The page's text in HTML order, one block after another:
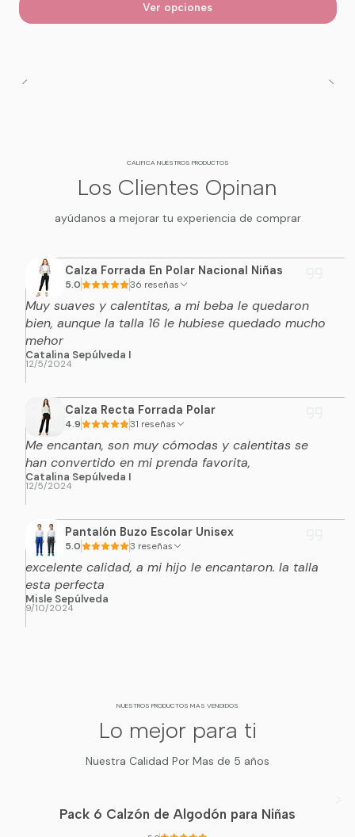
Ver opciones
CALIFICA NUESTROS PRODUCTOS
Los Clientes Opinan
ayúdanos a mejorar tu experiencia de comprar
Calza Forrada En Polar Nacional Niñas
5.0 36 reseñas
Muy suaves y calentitas, a mi beba le quedaron
bien, aunque la talla 16 le hubiese quedado mucho
mehor
Catalina Sepúlveda I
12/5/2024
Calza Recta Forrada Polar
4.9 31 reseñas
Me encantan, son muy cómodas y calentitas se
han convertido en mi prenda favorita,
Catalina Sepúlveda I
12/5/2024
Pantalón Buzo Escolar Unisex
5.0 3 reseñas
excelente calidad, a mi hijo le encantaron. la talla
esta perfecta
Misle Sepúlveda
9/10/2024
NUESTROS PRODUCTOS MAS VENDIDOS
Lo mejor para ti
Nuestra Calidad Por Mas de 5 años
Pack 6 Calzón de Algodón para Niñas